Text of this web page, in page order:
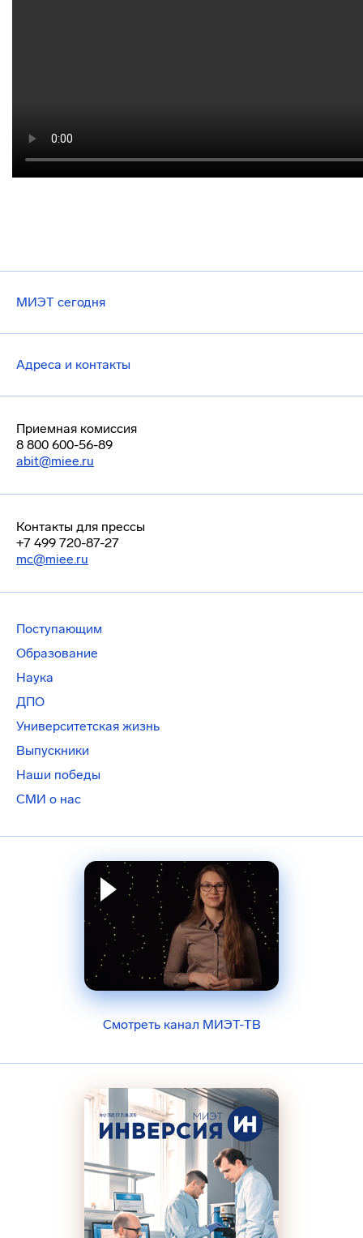
МИЭТ сегодня
Адреса и контакты
Приемная комиссия
8 800 600-56-89
abit@miee.ru
Контакты для прессы
+7 499 720-87-27
mc@miee.ru
Поступающим
Образование
Наука
ДПО
Университетская жизнь
Выпускники
Наши победы
СМИ о нас
Смотреть канал МИЭТ-ТВ